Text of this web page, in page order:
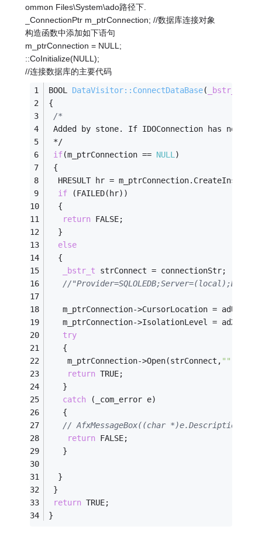
ommon Files\System\ado路径下.
_ConnectionPtr m_ptrConnection; //数据库连接对象
构造函数中添加如下语句
m_ptrConnection = NULL;
::CoInitialize(NULL);
//连接数据库的主要代码
BOOL DataVisitor::ConnectDataBase( _bstr_t
{
/*
Added by stone. If IDOConnection has not
*/
if(m_ptrConnection == NULL)
{
HRESULT hr =
if (FAILED(hr))
  {
return FALSE;
  }
else
  {
_bstr_t strConnect = connectionStr;
//
m_ptrConnection->CursorLocation =
m_ptrConnection->IsolationLevel =
try
   {
    m_ptrConnection->Open(strConnect,
""
return TRUE;
   }
catch (_com_error e)
   {
// AfxMessageBox((char *)e.Description());
return FALSE;
   }
  }
}
return TRUE;
}